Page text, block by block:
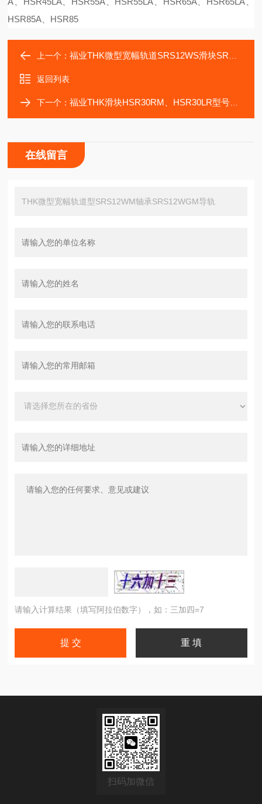
HSR85A、HSR85
上一个：福业THK微型宽幅轨道SRS12WS滑块SRS12WGS轴承
返回列表
下一个：福业THK滑块HSR30RM、HSR30LR型号传动轴承
在线留言
请输入计算结果（填写阿拉伯数字），如：三加四=7
扫码加微信